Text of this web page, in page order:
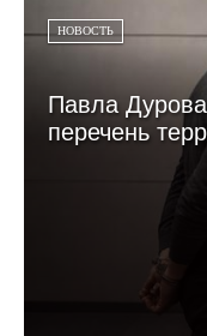
НОВОСТЬ
Павла
перечень